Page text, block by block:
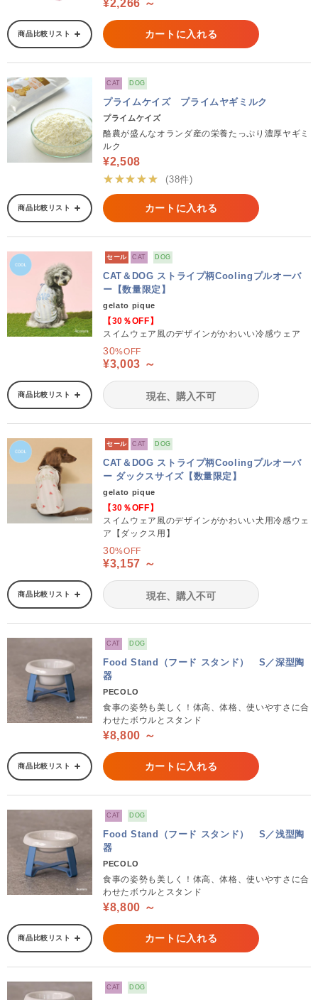
¥2,266 ～
商品比較リスト カートに入れる
CAT DOG
プライムケイズ プライムヤギミルク
プライムケイズ
酪農が盛んなオランダ産の栄養たっぷり濃厚ヤギミ
ルク
¥2,508
★★★★★
(38件)
商品比較リスト カートに入れる
セール CAT DOG
CAT＆DOG ストライプ柄Coolingプルオーバ
ー【数量限定】
gelato pique
【30％OFF】
スイムウェア風のデザインがかわいい冷感ウェア
30%OFF
¥3,003 ～
商品比較リスト 現在、購入不可
セール CAT DOG
CAT＆DOG ストライプ柄Coolingプルオーバ
ー ダックスサイズ【数量限定】
gelato pique
【30％OFF】
スイムウェア風のデザインがかわいい犬用冷感ウェ
ア【ダックス用】
30%OFF
¥3,157 ～
商品比較リスト 現在、購入不可
CAT DOG
Food Stand（フード スタンド） S／深型陶
器
PECOLO
食事の姿勢も美しく！体高、体格、使いやすさに合
わせたボウルとスタンド
¥8,800 ～
商品比較リスト カートに入れる
CAT DOG
Food Stand（フード スタンド） S／浅型陶
器
PECOLO
食事の姿勢も美しく！体高、体格、使いやすさに合
わせたボウルとスタンド
¥8,800 ～
商品比較リスト カートに入れる
CAT DOG